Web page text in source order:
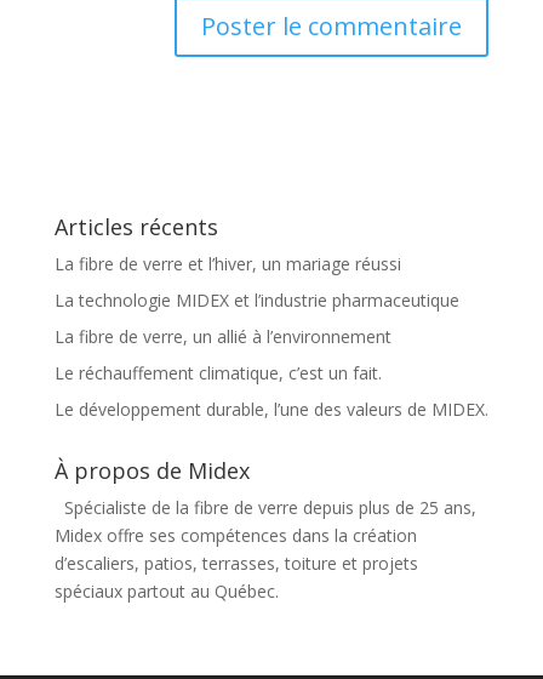
Articles récents
La fibre de verre et l’hiver, un mariage réussi
La technologie MIDEX et l’industrie pharmaceutique
La fibre de verre, un allié à l’environnement
Le réchauffement climatique, c’est un fait.
Le développement durable, l’une des valeurs de MIDEX.
À propos de Midex
Spécialiste de la fibre de verre depuis plus de 25 ans,
Midex offre ses compétences dans la création
d’escaliers, patios, terrasses, toiture et projets
spéciaux partout au Québec.